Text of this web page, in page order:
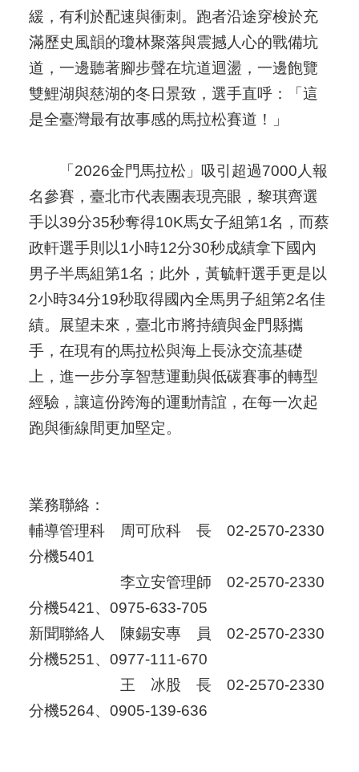
緩，有利於配速與衝刺。跑者沿途穿梭於充
滿歷史風韻的瓊林聚落與震撼人心的戰備坑
道，一邊聽著腳步聲在坑道迴盪，一邊飽覽
雙鯉湖與慈湖的冬日景致，選手直呼：「這
是全臺灣最有故事感的馬拉松賽道！」
「2026金門馬拉松」吸引超過7000人報
名參賽，臺北市代表團表現亮眼，黎琪齊選
手以39分35秒奪得10K馬女子組第1名，而蔡
政軒選手則以1小時12分30秒成績拿下國內
男子半馬組第1名；此外，黃毓軒選手更是以
2小時34分19秒取得國內全馬男子組第2名佳
績。展望未來，臺北市將持續與金門縣攜
手，在現有的馬拉松與海上長泳交流基礎
上，進一步分享智慧運動與低碳賽事的轉型
經驗，讓這份跨海的運動情誼，在每一次起
跑與衝線間更加堅定。
業務聯絡：
輔導管理科 周可欣科 長 02-2570-2330
分機5401
李立安管理師 02-2570-2330
分機5421、0975-633-705
新聞聯絡人 陳錫安專 員 02-2570-2330
分機5251、0977-111-670
王 冰股 長 02-2570-2330
分機5264、0905-139-636